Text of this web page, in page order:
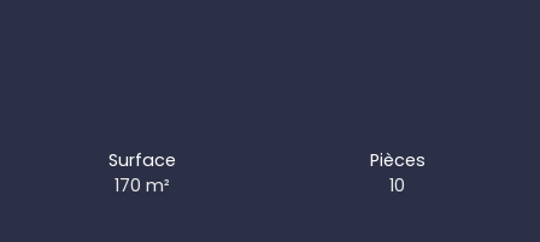
Surface
170m²
Pièces
10